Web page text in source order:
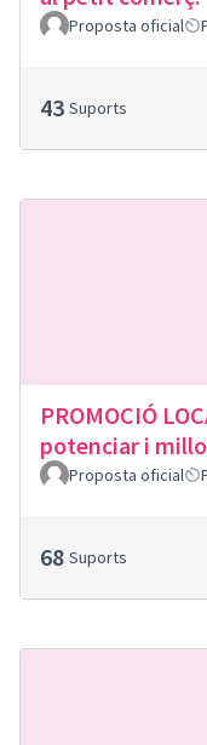
Proposta oficial
43 Suports
PROMOCIÓ
potenciar i
Proposta oficial
68 Suports